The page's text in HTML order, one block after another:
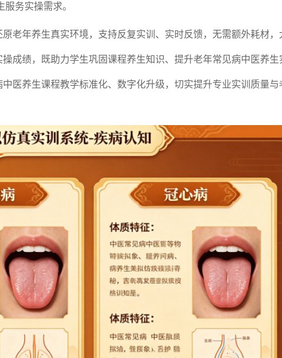
务实操需求。
老年养生真实环境，支持反复实训、实时反馈，无需额外耗材
成绩，既助力学生巩固课程养生知识、提升老年常见病中医养生
医养生课程教学标准化、数字化升级，切实提升专业实训质量与